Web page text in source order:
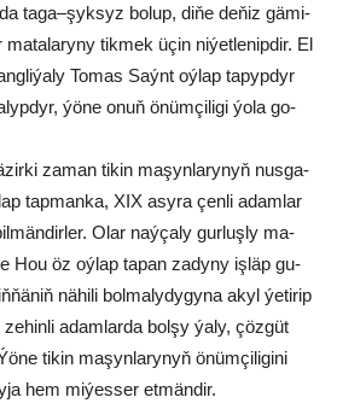
ta­ga–şyk­syz bo­lup, diňe de­ňiz gä­mi­
ma­ta­la­ry­ny tik­mek üçin ni­ýet­le­nip­dir. El
To­mas Saýnt oý­lap ta­pyp­dyr
ýö­ne onuň önüm­çi­li­gi ýo­la go­
za­man ti­kin ma­şyn­la­ry­nyň nus­ga­
tap­man­ka, XIX asy­ra çen­li adam­lar
Olar naý­ça­ly gur­luş­ly ma­
Hou öz oý­lap ta­pan za­dy­ny iş­läp gu­
nä­hi­li bol­ma­ly­dy­gy­na akyl ýe­ti­rip
adam­lar­da bol­şy ýa­ly, çöz­güt
ti­kin ma­şyn­la­ry­nyň önüm­çi­li­gi­ni
hem mi­ýes­ser et­män­dir.